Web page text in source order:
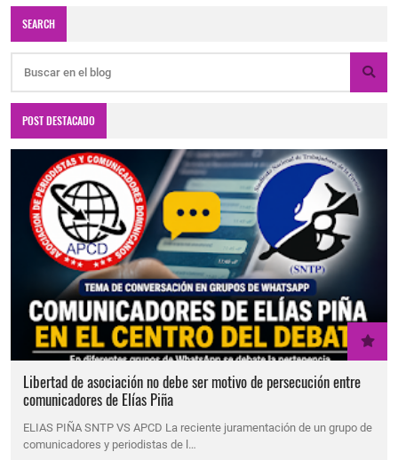
SEARCH
POST DESTACADO
Libertad de asociación no debe ser motivo de persecución entre
comunicadores de Elías Piña
ELIAS PIÑA SNTP VS APCD La reciente juramentación de un grupo de
comunicadores y periodistas de l…